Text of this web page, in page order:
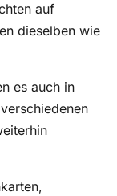
auf
dieselben wie
es auch in